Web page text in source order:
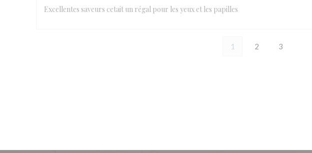
Excellentes saveurs cetait un régal pour les yeux et les papilles
1 2 3